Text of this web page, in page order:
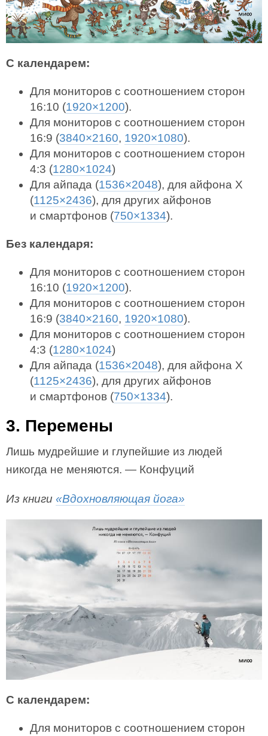
С календарем:
Для мониторов с соотношением сторон
16:10 (1920×1200).
Для мониторов с соотношением сторон
16:9 (3840×2160, 1920×1080).
Для мониторов с соотношением сторон
4:3 (1280×1024)
Для айпада (1536×2048), для айфона X
(1125×2436), для других айфонов
и смартфонов (750×1334).
Без календаря:
Для мониторов с соотношением сторон
16:10 (1920×1200).
Для мониторов с соотношением сторон
16:9 (3840×2160, 1920×1080).
Для мониторов с соотношением сторон
4:3 (1280×1024)
Для айпада (1536×2048), для айфона X
(1125×2436), для других айфонов
и смартфонов (750×1334).
3. Перемены
Лишь мудрейшие и глупейшие из людей
никогда не меняются. — Конфуций
Из книги «Вдохновляющая йога»
С календарем:
Для мониторов с соотношением сторон